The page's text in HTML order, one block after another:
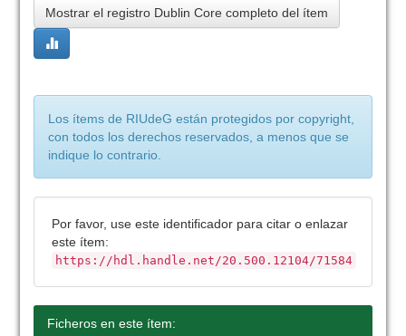
Mostrar el registro Dublin Core completo del ítem
Los ítems de RIUdeG están protegidos por copyright,
con todos los derechos reservados, a menos que se
indique lo contrario.
Por favor, use este identificador para citar o enlazar
este ítem:
https://hdl.handle.net/20.500.12104/71584
Ficheros en este ítem: